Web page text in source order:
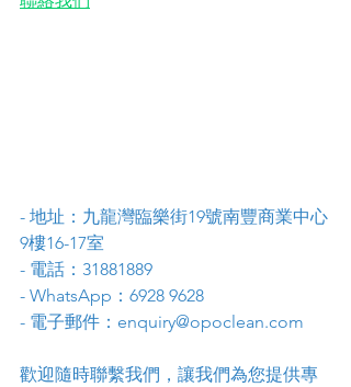
- 地址：九龍灣臨樂街19號南豐商業中心
9樓16-17室
- 電話：31881889
- WhatsApp：6928 9628
- 電子郵件：enquiry@opoclean.com
歡迎隨時聯繫我們，讓我們為您提供專